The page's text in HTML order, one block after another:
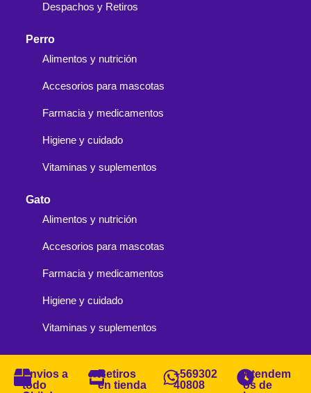
Despachos y Retiros
Perro
Alimentos y nutrición
Accesorios para mascotas
Farmacia y medicamentos
Higiene y cuidado
Vitaminas y suplementos
Gato
Alimentos y nutrición
Accesorios para mascotas
Farmacia y medicamentos
Higiene y cuidado
Vitaminas y suplementos
Envios a
todo
Retiros
en tienda
+569302
40808
Atendem
os de